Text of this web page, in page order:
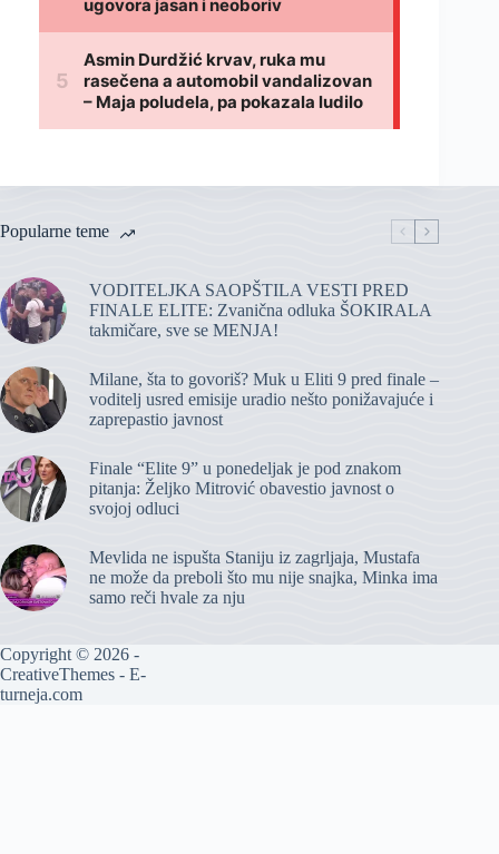
Popularne teme
VODITELJKA SAOPŠTILA VESTI PRED
FINALE ELITE: Zvanična odluka ŠOKIRALA
takmičare, sve se MENJA!
Milane, šta to govoriš? Muk u Eliti 9 pred finale –
voditelj usred emisije uradio nešto ponižavajuće i
zaprepastio javnost
Finale “Elite 9” u ponedeljak je pod znakom
pitanja: Željko Mitrović obavestio javnost o
svojoj odluci
Mevlida ne ispušta Staniju iz zagrljaja, Mustafa
ne može da preboli što mu nije snajka, Minka ima
samo reči hvale za nju
Copyright © 2026 -
CreativeThemes - E-
turneja.com